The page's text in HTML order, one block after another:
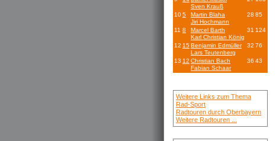
Sven Krauß
105
Martin Blaha
Jiri Hochmann
28 85
11 8
Marcel Barth
Karl Christian König
31 124
12 15Benjamin Edmüller
Lars Teutenberg
32 76
13 12 Christian Bach
Fabian Schaar
36 43
Weitere Links zum Thema
Rad-Sport
Radtouren durch Oberbayern
Weitere Radtouren ...